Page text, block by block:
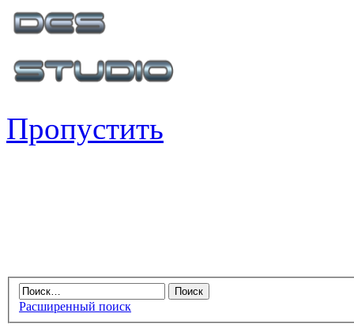
Пропустить
Расширенный поиск